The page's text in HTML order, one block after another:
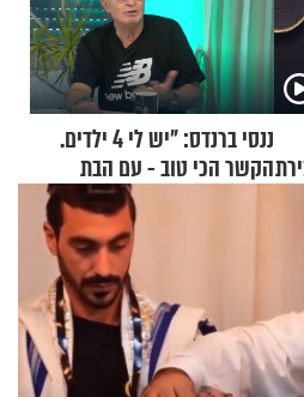
ננסי ברנדס: "יש לי 4 ילדים.
הקשר הכי טוב - עם הבת